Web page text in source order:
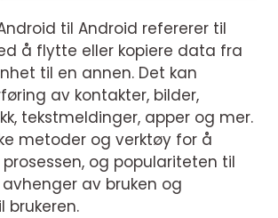
til Android refererer til
å flytte eller kopiere data fra
til en annen. Det kan
av kontakter, bilder,
tekstmeldinger, apper og mer.
metoder og verktøy for å
og populariteten til
av bruken og
brukeren.